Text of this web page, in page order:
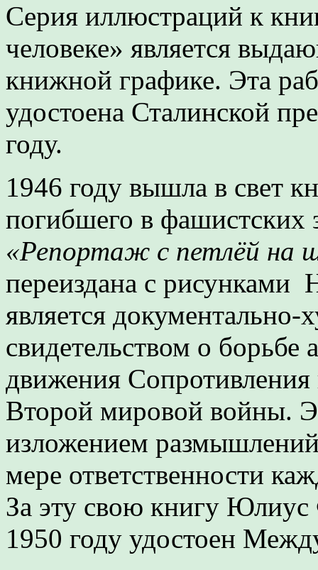
Серия иллюстраций к
человеке» является
книжной графике. Эта
удостоена Сталинской
году.
1946 году вышла в свет
погибшего в
«Репортаж с петлёй на
переиздана с рисунками
является
свидетельством о
движения
Второй мировой войны.
изложением
мере ответственности
За эту свою книгу
1950 году удостоен